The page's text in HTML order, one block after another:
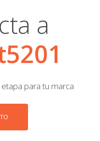
a
para tu marca